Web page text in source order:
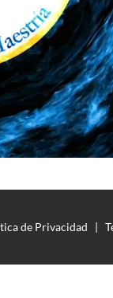
de Privacidad   |